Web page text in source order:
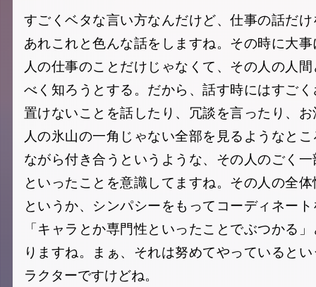
すごくベタな言い方なんだけど、仕事の話だ
あれこれと色んな話をしますね。その時に大
人の仕事のことだけじゃなくて、その人の人
べく知ろうとする。だから、話す時にはすご
置けないことを話したり、冗談を言ったり、
人の氷山の一角じゃない全部を見るようなと
ながら付き合うというような、その人のごく
といったことを意識してますね。その人の全
というか、シンパシーをもってコーディネー
「キャラとか専門性といったことでぶつかる
りますね。まぁ、それは努めてやっていると
ラクターですけどね。